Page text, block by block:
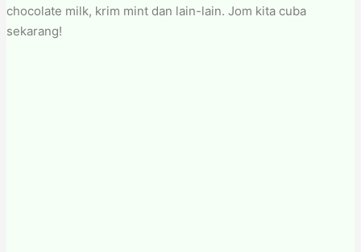
chocolate milk, krim mint dan lain-lain. Jom kita cuba
sekarang!